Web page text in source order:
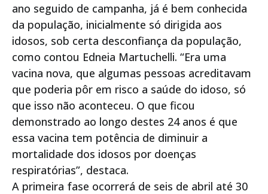
ano seguido de campanha, já é bem conhecida
da população, inicialmente só dirigida aos
idosos, sob certa desconfiança da população,
como contou Edneia Martuchelli. “Era uma
vacina nova, que algumas pessoas acreditavam
que poderia pôr em risco a saúde do idoso, só
que isso não aconteceu. O que ficou
demonstrado ao longo destes 24 anos é que
essa vacina tem potência de diminuir a
mortalidade dos idosos por doenças
respiratórias”, destaca.
A primeira fase ocorrerá de seis de abril até 30